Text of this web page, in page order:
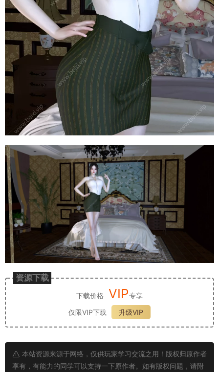
资源下载
下载价格 VIP专享
仅限VIP下载
升级VIP
本站资源来源于网络，仅供玩家学习交流之用！版权归原作者
享有，有能力的同学可以支持一下原作者。如有版权问题，请附